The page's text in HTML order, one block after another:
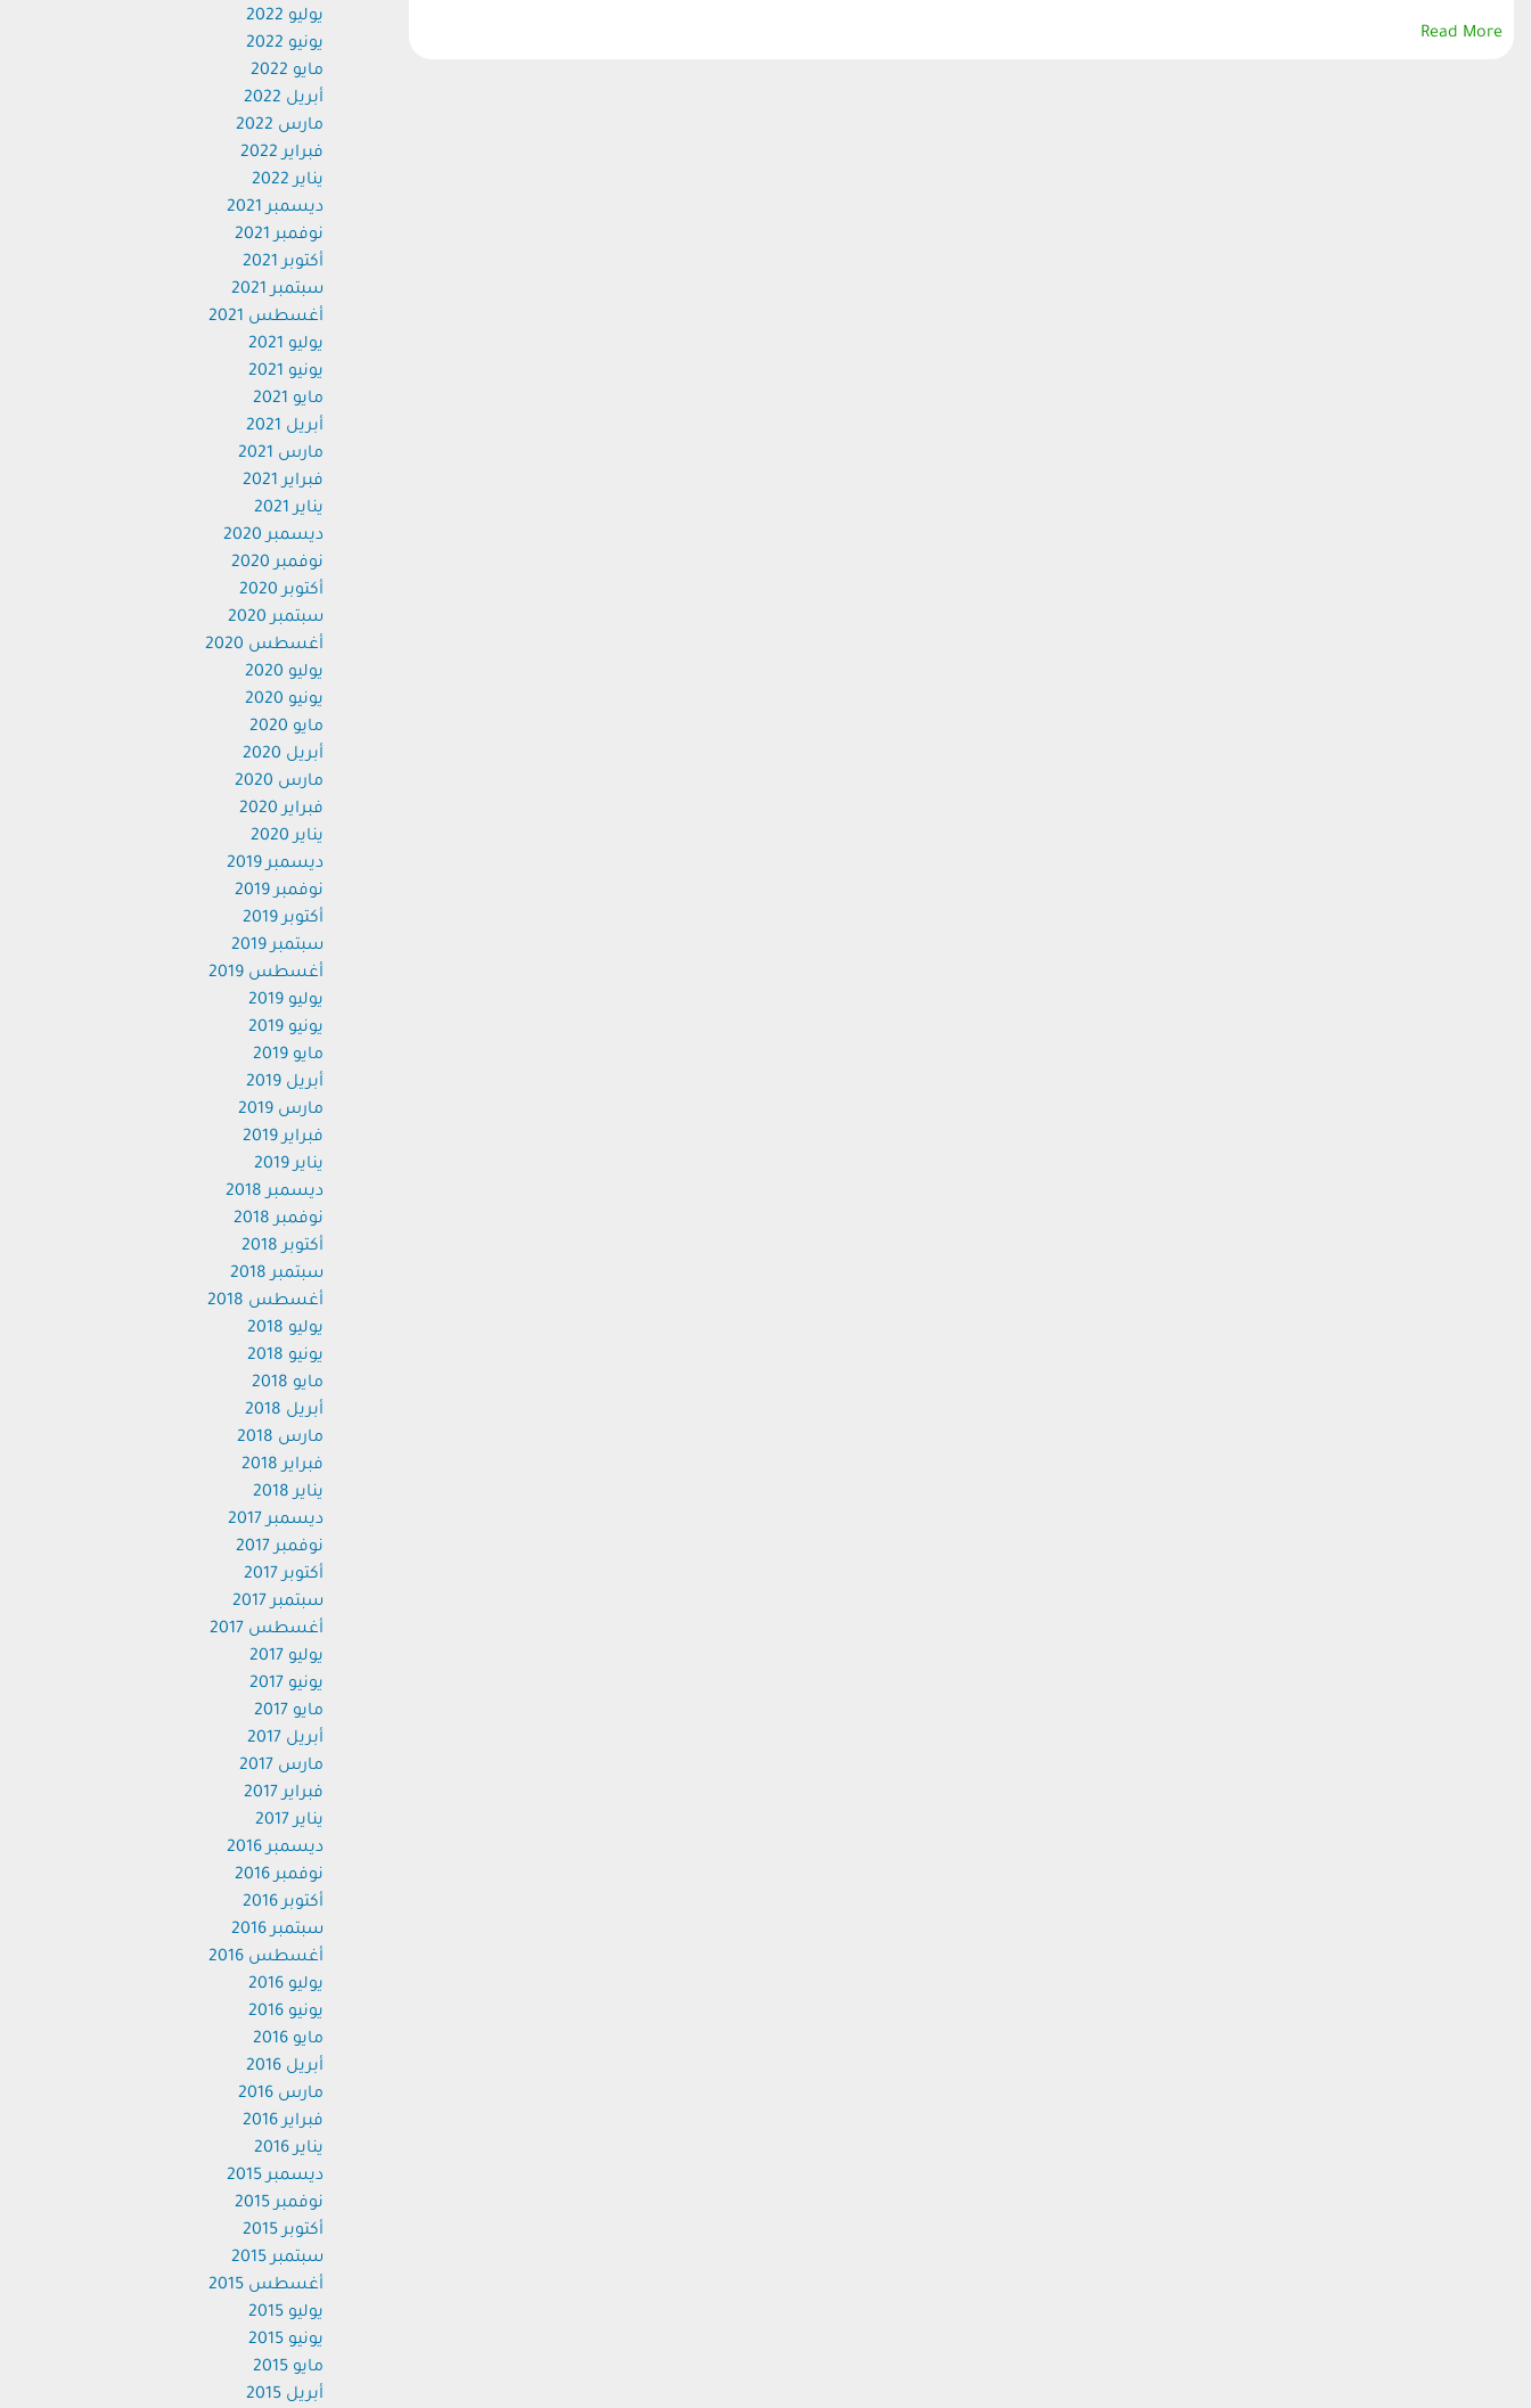
Read More
يوليو 2022
يونيو 2022
مايو 2022
أبريل 2022
مارس 2022
فبراير 2022
يناير 2022
ديسمبر 2021
نوفمبر 2021
أكتوبر 2021
سبتمبر 2021
أغسطس 2021
يوليو 2021
يونيو 2021
مايو 2021
أبريل 2021
مارس 2021
فبراير 2021
يناير 2021
ديسمبر 2020
نوفمبر 2020
أكتوبر 2020
سبتمبر 2020
أغسطس 2020
يوليو 2020
يونيو 2020
مايو 2020
أبريل 2020
مارس 2020
فبراير 2020
يناير 2020
ديسمبر 2019
نوفمبر 2019
أكتوبر 2019
سبتمبر 2019
أغسطس 2019
يوليو 2019
يونيو 2019
مايو 2019
أبريل 2019
مارس 2019
فبراير 2019
يناير 2019
ديسمبر 2018
نوفمبر 2018
أكتوبر 2018
سبتمبر 2018
أغسطس 2018
يوليو 2018
يونيو 2018
مايو 2018
أبريل 2018
مارس 2018
فبراير 2018
يناير 2018
ديسمبر 2017
نوفمبر 2017
أكتوبر 2017
سبتمبر 2017
أغسطس 2017
يوليو 2017
يونيو 2017
مايو 2017
أبريل 2017
مارس 2017
فبراير 2017
يناير 2017
ديسمبر 2016
نوفمبر 2016
أكتوبر 2016
سبتمبر 2016
أغسطس 2016
يوليو 2016
يونيو 2016
مايو 2016
أبريل 2016
مارس 2016
فبراير 2016
يناير 2016
ديسمبر 2015
نوفمبر 2015
أكتوبر 2015
سبتمبر 2015
أغسطس 2015
يوليو 2015
يونيو 2015
مايو 2015
أبريل 2015